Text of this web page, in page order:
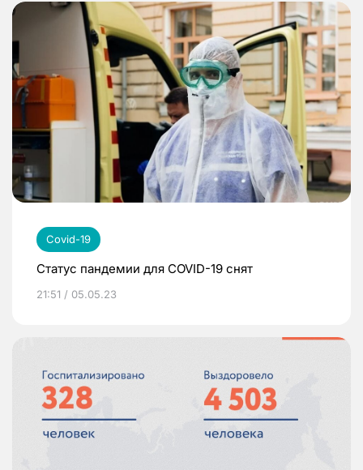
Covid-19
Статус пандемии для COVID-19 снят
21:51 / 05.05.23